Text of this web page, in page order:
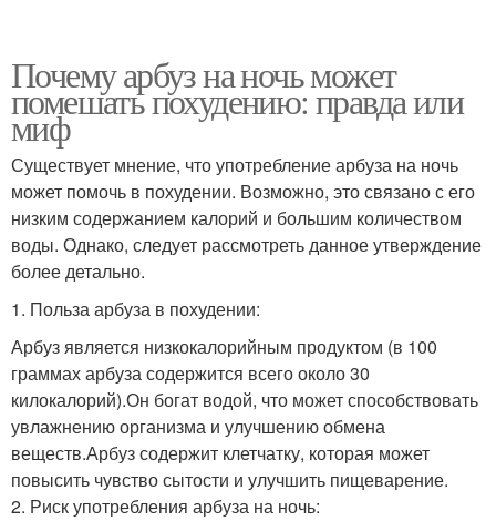
Почему арбуз на ночь может
помешать похудению: правда или
миф
Существует мнение, что употребление арбуза на ночь
может помочь в похудении. Возможно, это связано с его
низким содержанием калорий и большим количеством
воды. Однако, следует рассмотреть данное утверждение
более детально.
1. Польза арбуза в похудении:
Арбуз является низкокалорийным продуктом (в 100
граммах арбуза содержится всего около 30
килокалорий).Он богат водой, что может способствовать
увлажнению организма и улучшению обмена
веществ.Арбуз содержит клетчатку, которая может
повысить чувство сытости и улучшить пищеварение.
2. Риск употребления арбуза на ночь: